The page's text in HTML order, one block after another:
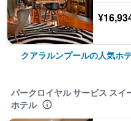
クアラルンプールの人気ホ
パークロイヤル サービス スイ
ホテル